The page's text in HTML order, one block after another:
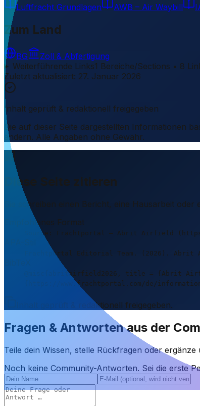
Luftfracht Grundlagen AWB – Air Waybill
Zum Land
BG
Zoll & Abfertigung
Weiterführende Links1 Bereiche/Sections • 8
Zuletzt aktualisiert: 27. Januar 2026
Inhalt geprüft & redaktionell freigegeben
Die auf dieser Seite dargestellten Informationen
ändern. Alle Angaben ohne Gewähr.
Diese Seite zitieren
Sie schreiben einen Bericht, eine Hausarbeit
Empfohlenes Format
Source: Frachtportal – Abrit Airfield
Frachtportal Editorial Team. (2026).
@misc{abritairfield2026, title = {Abrit
{https://www.frachtportal.com/de/
Inhalt geprüft & redaktionell freigegeben.
Fragen & Antworten aus der
Teile dein Wissen, stelle Rückfragen oder
Noch keine Community-Antworten. Sei die erste